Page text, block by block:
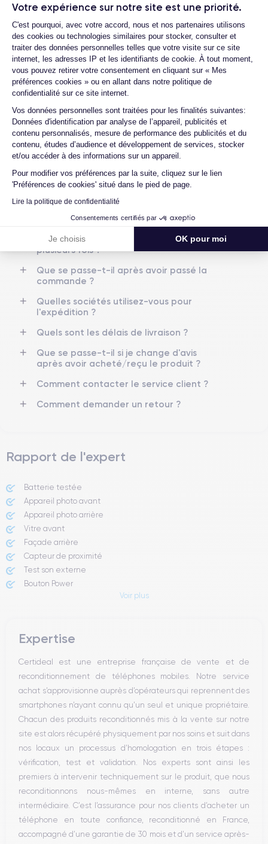
Votre expérience sur notre site est une priorité.
Plateforme de Gestion du
C'est pourquoi, avec votre accord, nous et nos partenaires utilisons
des cookies ou technologies similaires pour stocker, consulter et
traiter des données personnelles telles que votre visite sur ce site
internet, les adresses IP et les identifiants de cookie. À tout moment,
vous pouvez retirer votre consentement en cliquant sur « Mes
préférences cookies » ou en allant dans notre politique de
confidentialité sur ce site internet.
Vos données personnelles sont traitées pour les finalités suivantes:
Données d'identification par analyse de l’appareil, publicités et
contenu personnalisés, mesure de performance des publicités et du
contenu, études d’audience et développement de services, stocker
et/ou accéder à des informations sur un appareil.
Pour modifier vos préférences par la suite, cliquez sur le lien
'Préférences de cookies' situé dans le pied de page.
Lire la politique de confidentialité
Consentements certifiés par
Je choisis OK pour moi
Axeptio consent
Date de sortie
13/10/2020
Système exploit.
iOS (iOS 26)
Dimensions
146.7×71.5×7.4 mm
Poids
162 g
Écran
OLED 6.1 pouces
Résolution écran
2532 x 1170 pixels
RAM
4 GO
Mémoire interne
64,128,256 GO
Nom de la puce Nombre de cœurs
Fréq. processeur
12 MP 12 MP
Résolution vidéo
4K - 3840x2160px
Recharge rapide
Oui, minimum 20W
Batterie Dual SIM
5G Oui, tous opérateurs
Si vous souhaitez en savoir plus, consulter la
Quelle est la durée de vie d'un iPhone 12
reconditionné ?
Quelles sont les options disponibles sur
les batteries ?
Quelle est la différence entre un iPhone
12 d'occasion et un iPhone 12
reconditionné ?
Proposez-vous une assurance en cas de
casse due à des chocs ou à des chutes ?
Quels sont les accessoires inclus dans la
commande ?
Quelles garanties offrez-vous sur vos
produits ?
Quels sont vos modes de paiement ?
Est-il possible de payer l'iPhone 12 en
plusieurs fois ?
Que se passe-t-il après avoir passé la
commande ?
Quelles sociétés utilisez-vous pour
l'expédition ?
Quels sont les délais de livraison ?
Que se passe-t-il si je change d'avis
après avoir acheté/reçu le produit ?
Comment contacter le service client ?
Comment demander un retour ?
Rapport de l'expert
Batterie testée
Appareil photo avant
Appareil photo arrière ​
Vitre avant ​
Façade arrière
Capteur de proximité
Test son externe
Bouton Power
Haut parleur
Bouton Home
Bluetooth
WiFi
Réseau
Vibreur
Prise USB
Voir plus
Expertise
Certideal est une entreprise française de vente et de
reconditionnement de téléphones mobiles. Notre service
achat s’approvisionne auprès d’opérateurs qui reprennent des
smartphones n’ayant connu qu’un seul et unique propriétaire.
Chacun des produits reconditionnés mis à la vente sur notre
site est alors récupéré physiquement par nos soins et suit dans
nos locaux un processus d’homologation en trois étapes :
vérification, test et validation. Nos experts sont ainsi les
premiers à intervenir techniquement sur le produit, que nous
reconditionnons nous-mêmes en interne, sans autre
intermédiaire. C’est l’assurance pour nos clients d’acheter un
téléphone en toute confiance, reconditionné en France,
accompagné d’une garantie de 30 mois et d’un service après-